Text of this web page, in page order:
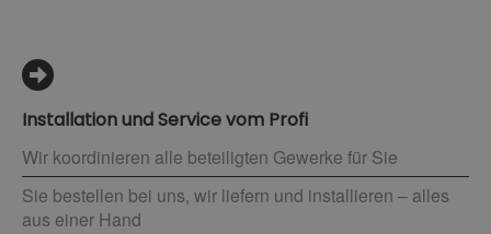
Installation und Service vom Profi
Wir koordinieren alle beteiligten Gewerke für Sie
Sie bestellen bei uns, wir liefern und installieren – alles
aus einer Hand